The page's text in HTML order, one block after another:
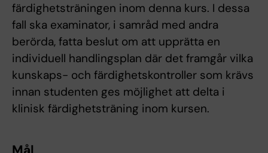
färdighetsträningen inom denna kurs. I dessa
fall ska examinator, i samråd med andra
berörda, fatta beslut om att upprätta en
individuell handlingsplan där det framgår vilka
kunskaps- och färdighetskontroller som krävs
innan studenten ges möjlighet att delta i
klinisk färdighetsträning inom kursen.